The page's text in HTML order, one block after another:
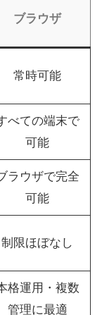
ブラウザ
常時可能
べての端末で
可能
ラウザで完全
可能
制限ほぼなし
格運用・複数
管理に最適